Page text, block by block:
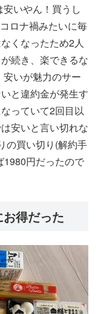
いやん！買うし
ロナ禍みたいに毎
くなったため2人
続き、楽できるな
いが魅力のサー
と違約金が発生す
っていて2回目以
安いと言い切れな
の買い切り(解約手
1980円だったので
得だった